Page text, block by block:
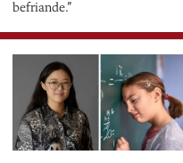
befriande.”